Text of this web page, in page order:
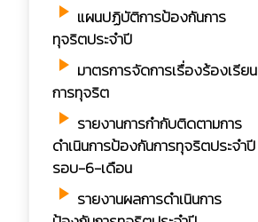
play_arrow แผนปฏิบัติการป้องกันการ
ทุจริตประจำปี
play_arrow มาตรการจัดการเรื่องร้องเรียน
การทุจริต
play_arrow รายงานการกำกับติดตามการ
ดำเนินการป้องกันการทุจริตประจำปี
รอบ-6-เดือน
play_arrow รายงานผลการดำเนินการ